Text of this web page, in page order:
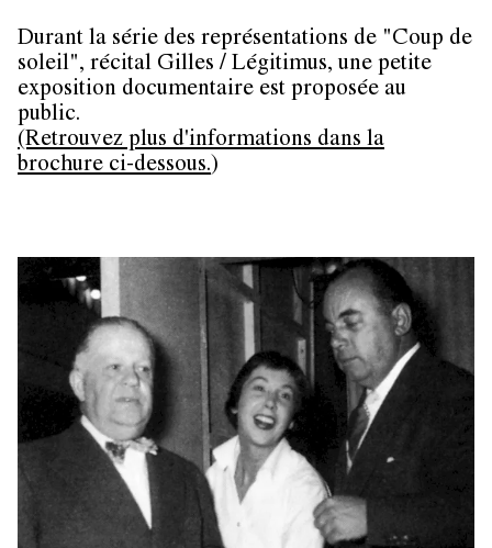
Durant la série des représentations de "Coup de
soleil", récital Gilles / Légitimus, une petite
exposition documentaire est proposée au
public.
(Retrouvez plus d'informations dans la
brochure ci-dessous.)